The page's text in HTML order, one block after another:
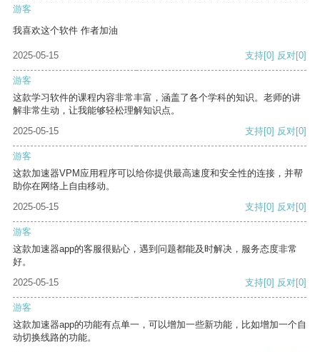
游客
我喜欢这个软件 作者加油
2025-05-15 支持[0] 反对[0]
游客
这款学习软件的课程内容非常丰富，涵盖了各个学科的知识。老师的讲
解非常生动，让我能够轻松理解知识点。
2025-05-15
支持[0] 反对[0]
游客
这款加速器VPM应用程序可以给你提供最高速度和安全性的连接，并帮
助你在网络上自由移动。
2025-05-15
支持[0] 反对[0]
游客
这款加速器app的客服很贴心，遇到问题都能及时解决，服务态度非常
好。
2025-05-15
支持[0] 反对[0]
游客
这款加速器app的功能有点单一，可以增加一些新功能，比如增加一个自
动切换线路的功能。